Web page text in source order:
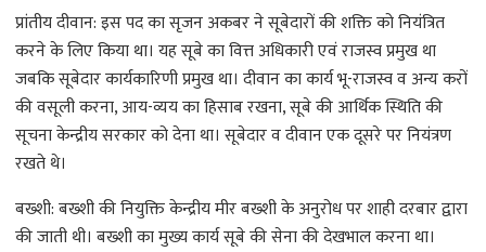
प्रांतीय दीवान: इस पद का सृजन अकबर ने सूबेदारों की शक्ति को नियंत्रित
करने के लिए किया था। यह सूबे का वित्त अधिकारी एवं राजस्व प्रमुख था
जबकि सूबेदार कार्यकारिणी प्रमुख था। दीवान का कार्य भू-राजस्व व अन्य करों
की वसूली करना, आय-व्यय का हिसाब रखना, सूबे की आर्थिक स्थिति की
सूचना केन्द्रीय सरकार को देना था। सूबेदार व दीवान एक दूसरे पर नियंत्रण
रखते थे।
बख्शी: बख्शी की नियुक्ति केन्द्रीय मीर बख्शी के अनुरोध पर शाही दरबार द्वारा
की जाती थी। बख्शी का मुख्य कार्य सूबे की सेना की देखभाल करना था।